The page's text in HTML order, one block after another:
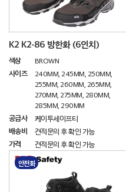
K2 K2-86 방한화 (6인치)
색상 BROWN
사이즈
240MM, 245MM, 250MM,
255MM, 260MM, 265MM,
270MM, 275MM, 280MM,
285MM, 290MM
공급사 케이투세이프티
배송비 견적문의 후 확인 가능
가격 견적문의 후 확인 가능
안전화